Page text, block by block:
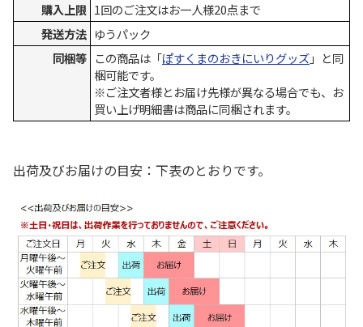
購入上限 1回のご注文はお一人様20点まで
発送方法 ゆうパック
同梱等 この商品は「ぽすくまのおきにいりグッズ」と同
梱可能です。
※ご注文者様とお届け先様が異なる場合でも、お
買い上げ明細書は商品に同梱されます。
出荷及びお届けの目安：下表のとおりです。